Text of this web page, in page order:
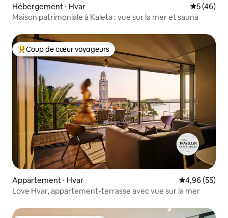
Hébergement ⋅ Hvar
5 (46)
Maison patrimoniale à Kaleta : vue sur la mer et sauna
Coups de cœur voyageurs les plus appréciés
Coup de cœur voyageurs
Appartement ⋅ Hvar Évaluation
4,96 (55)
Love Hvar, appartement-terrasse avec vue sur la mer